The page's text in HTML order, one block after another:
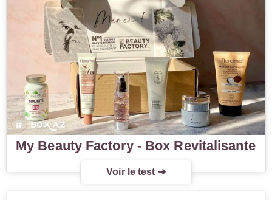
My Beauty Factory - Box Revitalisante
Voir le test ➜